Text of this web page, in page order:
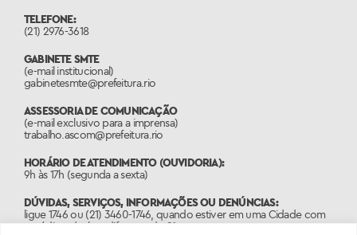
TELEFONE:
(21) 2976-3618
GABINETE SMTE
(e-mail institucional)
gabinetesmte@prefeitura.rio
ASSESSORIA DE COMUNICAÇÃO
(e-mail exclusivo para a imprensa)
trabalho.ascom@prefeitura.rio
HORÁRIO DE ATENDIMENTO (OUVIDORIA):
9h às 17h (segunda a sexta)
DÚVIDAS, SERVIÇOS, INFORMAÇÕES OU DENÚNCIAS:
ligue 1746 ou (21) 3460-1746, quando estiver em uma Cidade com
o código de área diferente do 21.